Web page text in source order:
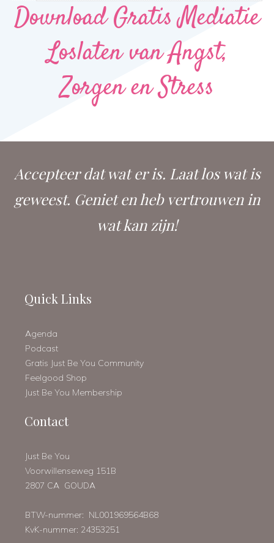
Download Gratis Mediatie
Loslaten van Angst,
Zorgen en Stress
Accepteer dat wat er is. Laat los wat is
geweest. Geniet en heb vertrouwen in
wat kan zijn!
Quick Links
Agenda
Podcast
Gratis Just Be You Community
Feelgood Shop
Just Be You Membership
Contact
Just Be You
Voorwillenseweg 151B
2807 CA GOUDA
BTW-nummer: NL001969564B68
KvK-nummer: 24353251